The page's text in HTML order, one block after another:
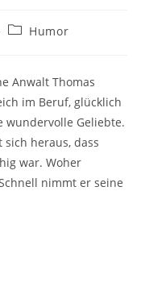
Humor
Anwalt Thomas
im Beruf, glücklich
wundervolle Geliebte.
heraus, dass
war. Woher
nimmt er seine